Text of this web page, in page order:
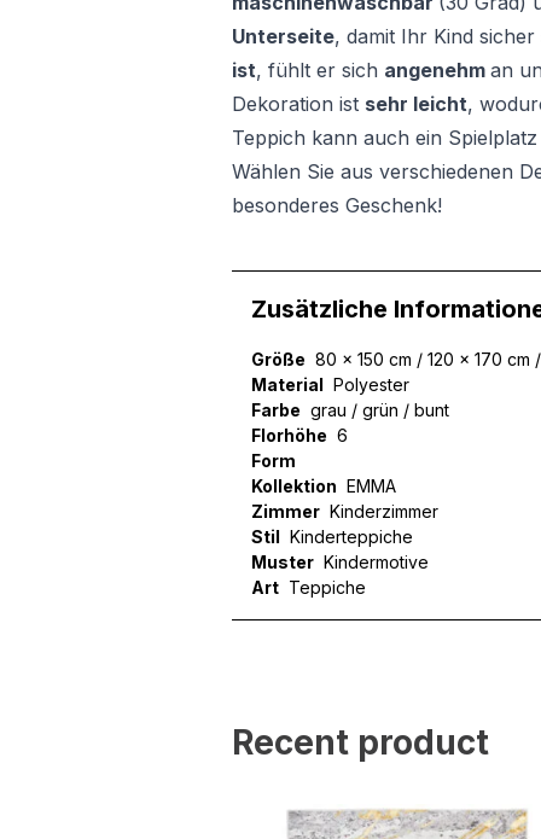
Unterseite, damit Ihr Kind
ist, fühlt er sich angenehm an
Dekoration ist sehr leicht,
Teppich kann auch ein
Wählen Sie aus verschiedenen
besonderes Geschenk!
Zusätzliche
Größe 80 x 150 cm / 120 x 170 cm
Material Polyester
Farbe grau / grün / bunt
Florhöhe 6
Form
Kollektion EMMA
Zimmer Kinderzimmer
Stil Kinderteppiche
Muster Kindermotive
Art Teppiche
Recent product
Wir verwenden Cookies,
Notwendige Cookies sind